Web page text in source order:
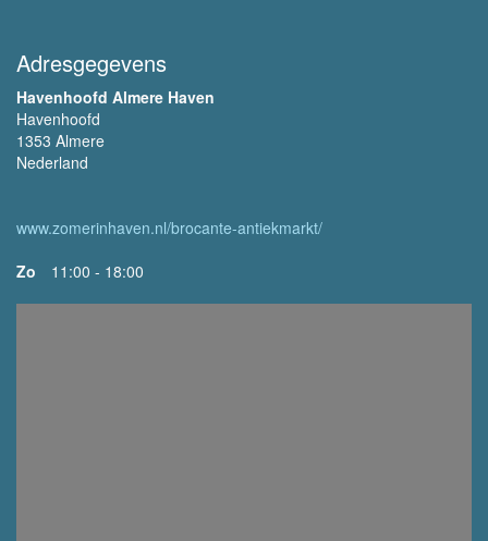
Adresgegevens
Havenhoofd Almere Haven
Havenhoofd
1353 Almere
Nederland
www.zomerinhaven.nl/brocante-antiekmarkt/
Zo
11:00 - 18:00